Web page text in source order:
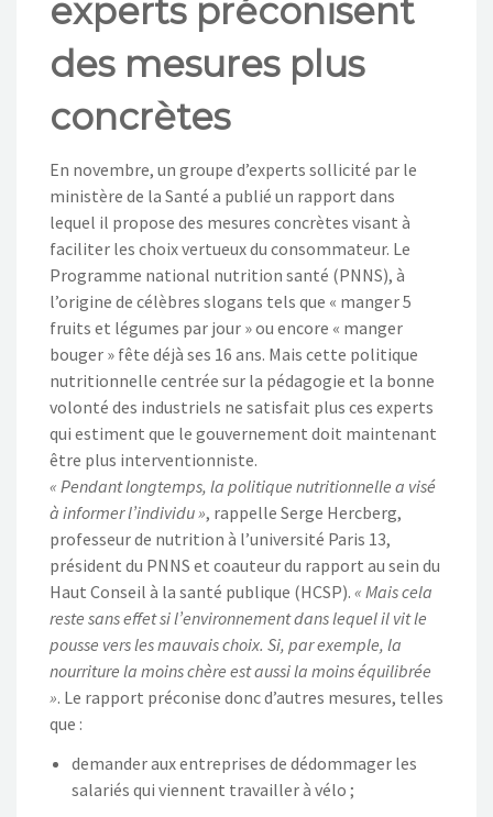
NOS ACTIONS
CONTACT
experts préconisent
des mesures plus
concrètes
En novembre, un groupe d’experts sollicité par le
ministère de la Santé a publié un rapport dans
lequel il propose des mesures concrètes visant à
faciliter les choix vertueux du consommateur. Le
Programme national nutrition santé (PNNS), à
l’origine de célèbres slogans tels que « manger 5
fruits et légumes par jour » ou encore « manger
bouger » fête déjà ses 16 ans. Mais cette politique
nutritionnelle centrée sur la pédagogie et la bonne
volonté des industriels ne satisfait plus ces experts
qui estiment que le gouvernement doit maintenant
être plus interventionniste.
« Pendant longtemps, la politique nutritionnelle a visé
à informer l’individu », rappelle Serge Hercberg,
professeur de nutrition à l’université Paris 13,
président du PNNS et coauteur du rapport au sein du
Haut Conseil à la santé publique (HCSP). « Mais cela
reste sans effet si l’environnement dans lequel il vit le
pousse vers les mauvais choix. Si, par exemple, la
nourriture la moins chère est aussi la moins équilibrée
». Le rapport préconise donc d’autres mesures, telles
que :
demander aux entreprises de dédommager les
salariés qui viennent travailler à vélo ;